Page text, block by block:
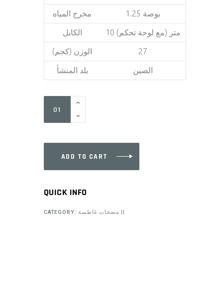
مخرج المياه 1.25 بوصة
الكابل 10 متر (مع لوحة تحكم)
الوزن (كجم) 27
بلد المنشأ الصين
5XSM405
ADD TO CART
QUICK INFO
CATEGORY: مضخات غاطسة ||